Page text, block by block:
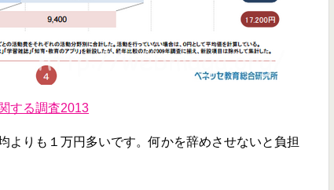
する調査2013
よりも１万円多いです。何かを辞めさせないと負担